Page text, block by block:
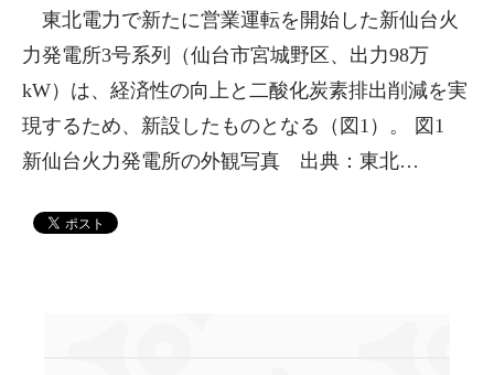
東北電力で新たに営業運転を開始した新仙台火
力発電所3号系列（仙台市宮城野区、出力98万
kW）は、経済性の向上と二酸化炭素排出削減を実
現するため、新設したものとなる（図1）。 図1
新仙台火力発電所の外観写真 出典：東北…